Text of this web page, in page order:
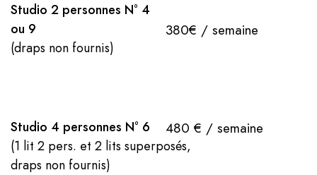
Studio 2 personnes N° 4
ou 9
380€ / semaine
(draps non fournis)
Studio 4 personnes N° 6 480 € / semaine
(1 lit 2 pers. et 2 lits superposés,
draps non fournis)